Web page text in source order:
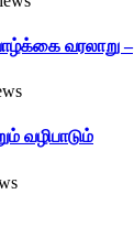
வரலாறு –
வழிபாடும்